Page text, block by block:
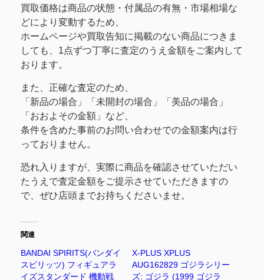
買取価格は商品の状態・付属品の有無・市場相場な
どにより変動するため、
ホームページや買取告知に掲載のない商品につきま
しても、1点ずつ丁寧に査定のうえ金額をご案内して
おります。
また、正確な査定のため、
「新品の場合」「未開封の場合」「美品の場合」
「おおよその金額」など、
条件を含めた事前のお問い合わせでの金額案内は行
っておりません。
恐れ入りますが、実際に商品を確認させていただい
たうえで査定金額をご提示させていただきますの
で、ぜひ店頭までお持ちくださいませ。
関連
BANDAI SPIRITS(バンダイ
スピリッツ) フィギュアラ
イズスタンダード 機動戦
X-PLUS XPLUS
AUG162829 ゴジラシリー
ズ: ゴジラ (1999 ゴジラ